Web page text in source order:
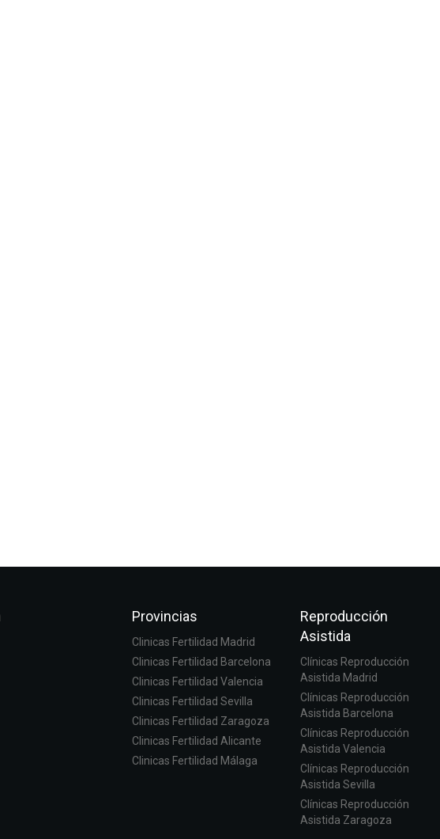
Provincias
Clinicas Fertilidad Madrid
Clinicas Fertilidad Barcelona
Clinicas Fertilidad Valencia
Clinicas Fertilidad Sevilla
Clinicas Fertilidad Zaragoza
Clinicas Fertilidad Alicante
Clinicas Fertilidad Málaga
Reproducción
Asistida
Clínicas Reproducción
Asistida Madrid
Clínicas Reproducción
Asistida Barcelona
Clínicas Reproducción
Asistida Valencia
Clínicas Reproducción
Asistida Sevilla
Clínicas Reproducción
Asistida Zaragoza